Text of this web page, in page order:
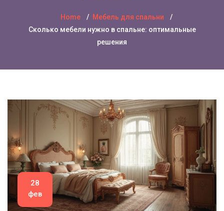
Home
Мебель для спальни
Сколько мебели нужно в спальне: оптимальные
решения
28
фев